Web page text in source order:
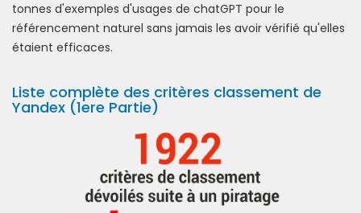
tonnes d'exemples d'usages de chatGPT pour le
référencement naturel sans jamais les avoir vérifié qu'elles
étaient efficaces.
Liste complète des critères classement de
Yandex (1ere Partie)